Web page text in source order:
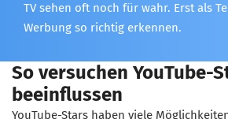
TV sehen oft noch für wahr. Erst als
Werbung so richtig erkennen.
So versuchen YouTube-
beeinflussen
YouTube-Stars haben viele